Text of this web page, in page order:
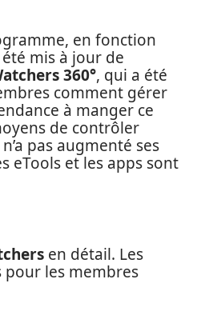
en fonction
mis à jour de
360°, qui a été
comment gérer
à manger ce
de contrôler
pas augmenté ses
eTools et les apps sont
en détail. Les
les membres